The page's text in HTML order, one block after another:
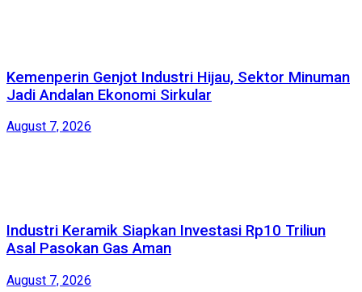
Kemenperin Genjot Industri Hijau, Sektor Minuman
Jadi Andalan Ekonomi Sirkular
August 7, 2026
Industri Keramik Siapkan Investasi Rp10 Triliun
Asal Pasokan Gas Aman
August 7, 2026